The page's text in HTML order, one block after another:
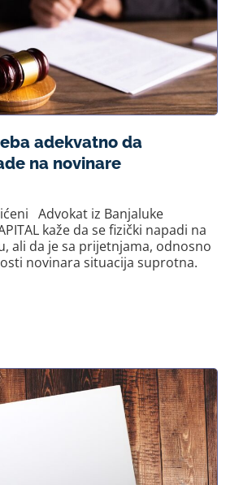
adekvatno da
na novinare
Advokat iz Banjaluke
kaže da se fizički napadi na
ali da je sa prijetnjama, odnosno
novinara situacija suprotna.